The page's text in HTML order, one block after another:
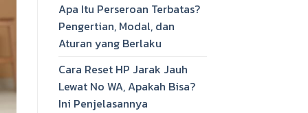
Apa Itu Perseroan Terbatas?
Pengertian, Modal, dan
Aturan yang Berlaku
Cara Reset HP Jarak Jauh
Lewat No WA, Apakah Bisa?
Ini Penjelasannya